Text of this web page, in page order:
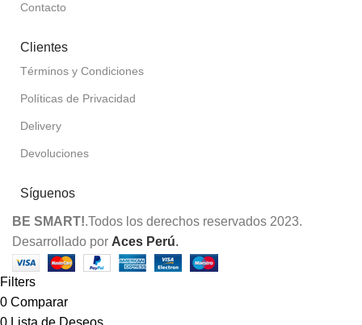
Contacto
Clientes
Términos y Condiciones
Políticas de Privacidad
Delivery
Devoluciones
Síguenos
BE SMART!.Todos los derechos reservados 2023.
Desarrollado por Aces Perú.
Filters
0 Comparar